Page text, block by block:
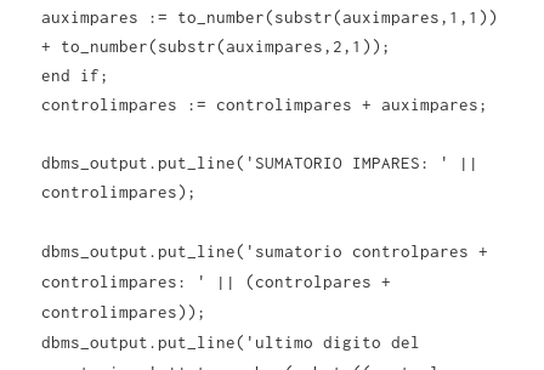
auximpares := to_number(substr(auximpares,1,1))
+ to_number(substr(auximpares,2,1));
end if;
controlimpares := controlimpares + auximpares;
dbms_output.put_line('SUMATORIO IMPARES: ' ||
controlimpares);
dbms_output.put_line('sumatorio controlpares +
controlimpares: ' || (controlpares +
controlimpares));
dbms_output.put_line('ultimo digito del